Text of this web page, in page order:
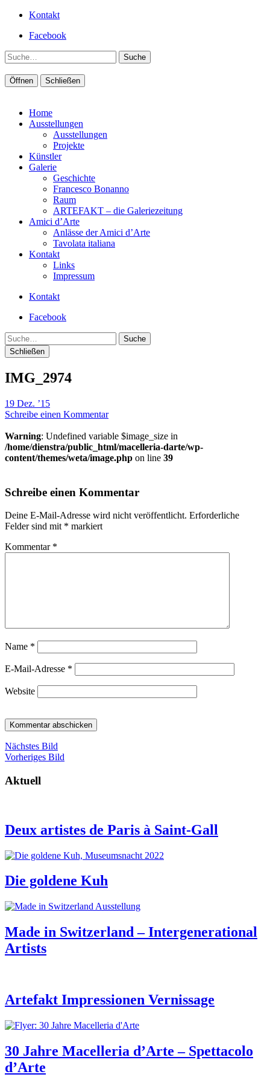
Kontakt
Facebook
Suche
Öffnen Schließen
Home
Ausstellungen
Ausstellungen
Projekte
Künstler
Galerie
Geschichte
Francesco Bonanno
Raum
ARTEFAKT – die Galeriezeitung
Amici d’Arte
Anlässe der Amici d’Arte
Tavolata italiana
Kontakt
Links
Impressum
Kontakt
Facebook
Suche
Schließen
IMG_2974
19 Dez. ’15
Schreibe einen Kommentar
Warning: Undefined variable $image_size in
/home/dienstra/public_html/macelleria-darte/wp-
content/themes/weta/image.php on line 39
Schreibe einen Kommentar
Deine E-Mail-Adresse wird nicht veröffentlicht. Erforderliche
Felder sind mit * markiert
Kommentar *
Name *
E-Mail-Adresse *
Website
Nächstes Bild
Vorheriges Bild
Aktuell
Deux artistes de Paris à Saint-Gall
Die goldene Kuh
Made in Switzerland – Intergenerational
Artists
Artefakt Impressionen Vernissage
30 Jahre Macelleria d’Arte – Spettacolo
d’Arte